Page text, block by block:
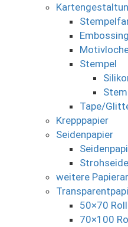
Embossing
Stempel
Tape/
Krepppapier
Seidenpapier
Strohseide
weitere
50×70
70×100